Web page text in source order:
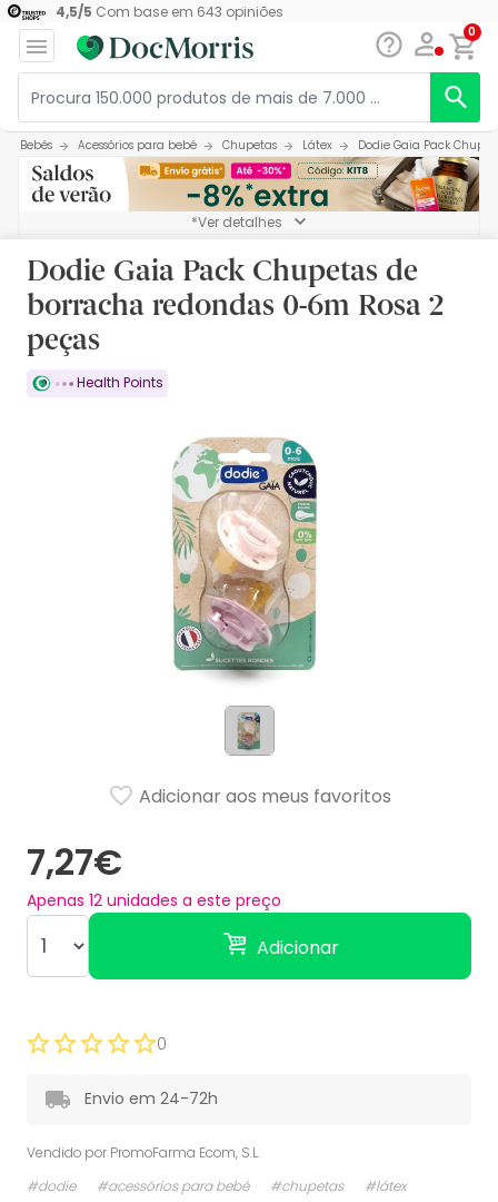
4,5/5 Com base em 643 opiniões
0
Bebés Acessórios para bebé Chupetas Látex Dodie Gaia Pack
*Ver detalhes
Dodie Gaia Pack Chupetas de
borracha redondas 0-6m Rosa 2
peças
Health Points
7,27€
Apenas 12 unidades a este preço
Adicionar
Adicionar aos meus favoritos
0
Envio em 24-72h
Vendido por PromoFarma Ecom, S.L.
#dodie
#acessórios para bebé #chupetas #látex